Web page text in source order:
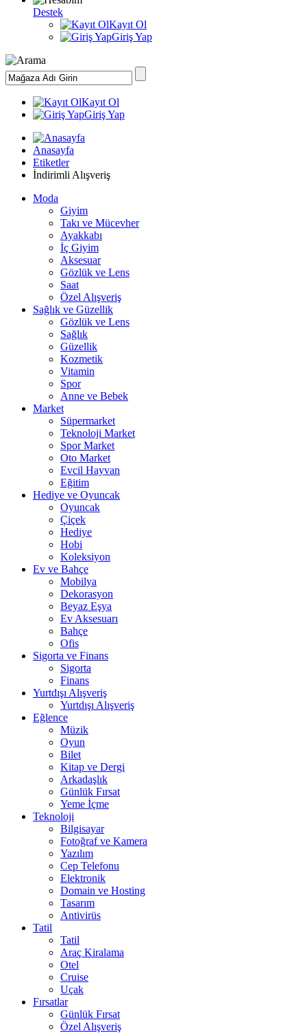
Destek
Kayıt Ol
Giriş Yap
Kayıt Ol
Giriş Yap
Anasayfa
Etiketler
İndirimli Alışveriş
Moda
Giyim
Takı ve Mücevher
Ayakkabı
İç Giyim
Aksesuar
Gözlük ve Lens
Saat
Özel Alışveriş
Sağlık ve Güzellik
Gözlük ve Lens
Sağlık
Güzellik
Kozmetik
Vitamin
Spor
Anne ve Bebek
Market
Süpermarket
Teknoloji Market
Spor Market
Oto Market
Evcil Hayvan
Eğitim
Hediye ve Oyuncak
Oyuncak
Çiçek
Hediye
Hobi
Koleksiyon
Ev ve Bahçe
Mobilya
Dekorasyon
Beyaz Eşya
Ev Aksesuarı
Bahçe
Ofis
Sigorta ve Finans
Sigorta
Finans
Yurtdışı Alışveriş
Yurtdışı Alışveriş
Eğlence
Müzik
Oyun
Bilet
Kitap ve Dergi
Arkadaşlık
Günlük Fırsat
Yeme İçme
Teknoloji
Bilgisayar
Fotoğraf ve Kamera
Yazılım
Cep Telefonu
Elektronik
Domain ve Hosting
Tasarım
Antivirüs
Tatil
Tatil
Araç Kiralama
Otel
Cruise
Uçak
Fırsatlar
Günlük Fırsat
Özel Alışveriş